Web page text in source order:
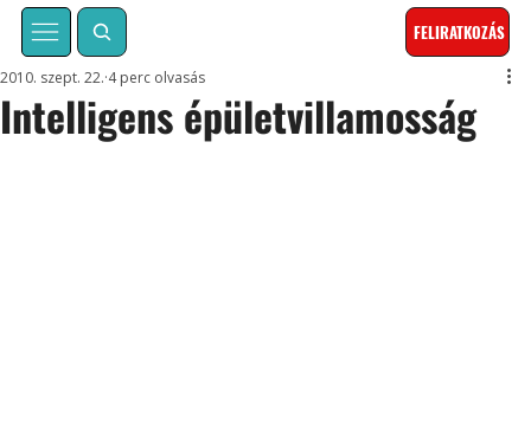
FELIRATKOZÁS
Intelligens épületvillamosság
2010. szept. 22. 4 perc olvasás